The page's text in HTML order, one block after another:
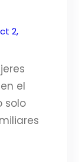
2,
el
solo